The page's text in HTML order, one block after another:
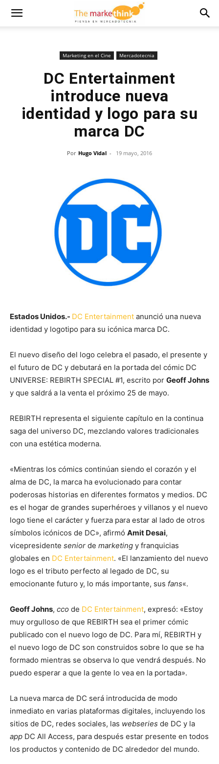
Marketing en el Cine Mercadotecnia
DC Entertainment
introduce nueva
identidad y logo para su
marca DC
Por Hugo Vidal - 19 mayo, 2016
Estados Unidos.- DC Entertainment anunció una nueva
identidad y logotipo para su icónica marca DC.
El nuevo diseño del logo celebra el pasado, el presente y
el futuro de DC y debutará en la portada del cómic DC
UNIVERSE: REBIRTH SPECIAL #1, escrito por Geoff Johns
y que saldrá a la venta el próximo 25 de mayo.
REBIRTH representa el siguiente capítulo en la continua
saga del universo DC, mezclando valores tradicionales
con una estética moderna.
«Mientras los cómics continúan siendo el corazón y el
alma de DC, la marca ha evolucionado para contar
poderosas historias en diferentes formatos y medios. DC
es el hogar de grandes superhéroes y villanos y el nuevo
logo tiene el carácter y fuerza para estar al lado de otros
símbolos icónicos de DC», afirmó Amit Desai,
vicepresidente senior de marketing y franquicias
globales en DC Entertainment. «El lanzamiento del nuevo
logo es el tributo perfecto al legado de DC, su
emocionante futuro y, lo más importante, sus fans«.
Geoff Johns, cco de DC Entertainment, expresó: «Estoy
muy orgulloso de que REBIRTH sea el primer cómic
publicado con el nuevo logo de DC. Para mí, REBIRTH y
el nuevo logo de DC son construidos sobre lo que se ha
formado mientras se observa lo que vendrá después. No
puedo esperar a que la gente lo vea en la portada».
La nueva marca de DC será introducida de modo
inmediato en varias plataformas digitales, incluyendo los
sitios de DC, redes sociales, las webseries de DC y la
app DC All Access, para después estar presente en todos
los productos y contenido de DC alrededor del mundo.